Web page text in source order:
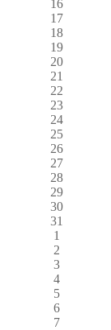
16
17
18
19
20
21
22
23
24
25
26
27
28
29
30
31
1
2
3
4
5
6
7